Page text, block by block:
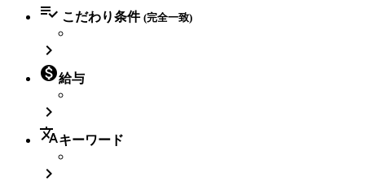
 こだわり条件 (完全一致)

給与

translateキーワード
